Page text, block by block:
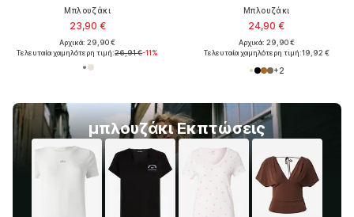
Μπλουζάκι
23,90 €
Αρχικά: 29,90 €
Τελευταία χαμηλότερη τιμή:26,91 €-11%
μπλουζάκι Εκπτώσεις
Μπλουζάκι
24,90 €
Αρχικά: 29,90 €
Τελευταία χαμηλότερη τιμή:19,92 €
+2